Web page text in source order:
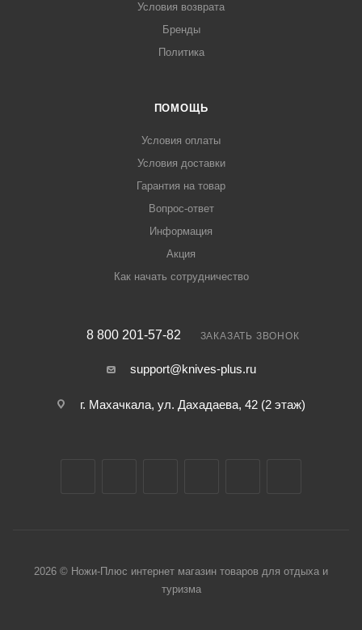
Условия возврата
Бренды
Политика
ПОМОЩЬ
Условия оплаты
Условия доставки
Гарантия на товар
Вопрос-ответ
Информация
Акция
Как начать сотрудничество
8 800 201-57-82 ЗАКАЗАТЬ ЗВОНОК
support@knives-plus.ru
г. Махачкала, ул. Дахадаева, 42 (2 этаж)
2026 © Ножи-Плюс интернет магазин товаров для отдыха и
туризма